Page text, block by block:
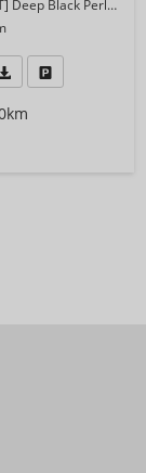
[2T2T] Deep Black Perleffekt
Sie an
Fahrzeugexposé (PDF)
Fahrzeug parken